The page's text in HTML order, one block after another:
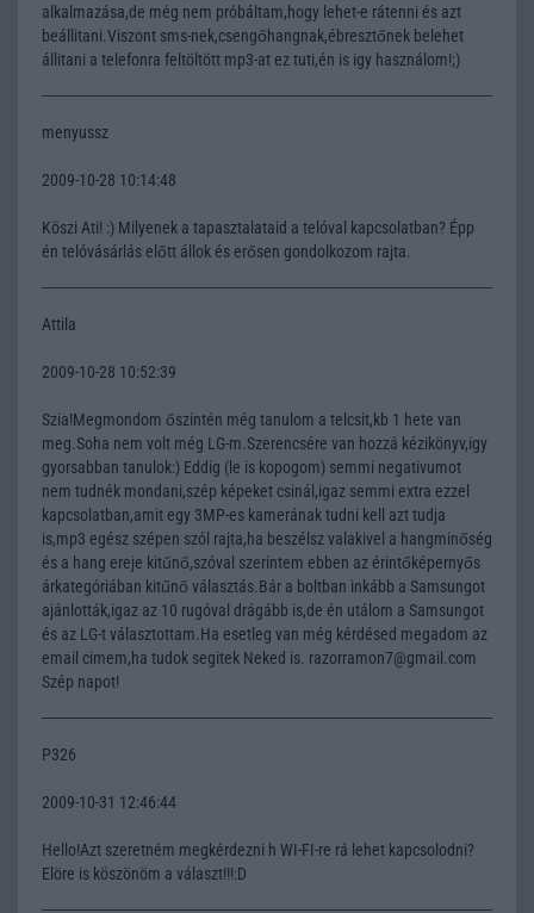
alkalmazása,de még nem próbáltam,hogy lehet-e rátenni és azt
beállitani.Viszont sms-nek,csengőhangnak,ébresztőnek belehet
állitani a telefonra feltöltött mp3-at ez tuti,én is igy használom!;)
menyussz
2009-10-28 10:14:48
Köszi Ati! :) Milyenek a tapasztalataid a telóval kapcsolatban? Épp
én telóvásárlás előtt állok és erősen gondolkozom rajta.
Attila
2009-10-28 10:52:39
Szia!Megmondom őszintén még tanulom a telcsit,kb 1 hete van
meg.Soha nem volt még LG-m.Szerencsére van hozzá kézikönyv,igy
gyorsabban tanulok:) Eddig (le is kopogom) semmi negativumot
nem tudnék mondani,szép képeket csinál,igaz semmi extra ezzel
kapcsolatban,amit egy 3MP-es kamerának tudni kell azt tudja
is,mp3 egész szépen szól rajta,ha beszélsz valakivel a hangminőség
és a hang ereje kitűnő,szóval szerintem ebben az érintőképernyős
árkategóriában kitűnő választás.Bár a boltban inkább a Samsungot
ajánlották,igaz az 10 rugóval drágább is,de én utálom a Samsungot
és az LG-t választottam.Ha esetleg van még kérdésed megadom az
email cimem,ha tudok segitek Neked is. razorramon7@gmail.com
Szép napot!
P326
2009-10-31 12:46:44
Hello!Azt szeretném megkérdezni h WI-FI-re rá lehet kapcsolodni?
Elöre is köszönöm a választ!!!:D